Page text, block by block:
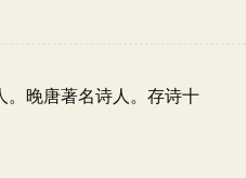
。晚唐著名诗人。存诗十